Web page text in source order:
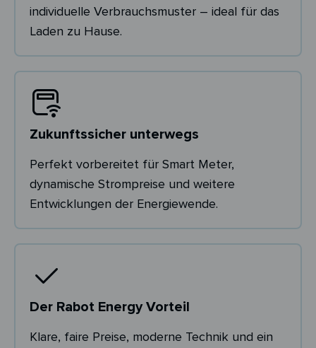
individuelle Verbrauchsmuster – ideal für das
Laden zu Hause.
Zukunftssicher unterwegs
Perfekt vorbereitet für Smart Meter,
dynamische Strompreise und weitere
Entwicklungen der Energiewende.
Der Rabot Energy Vorteil
Klare, faire Preise, moderne Technik und ein